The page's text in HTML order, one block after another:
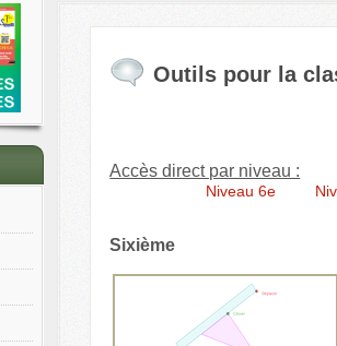
Outils pour la
Accès direct par niveau :
Niveau 6e
Sixième